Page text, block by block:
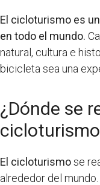
El cicloturismo es
en todo el mundo.
natural, cultura e
bicicleta sea una
¿Dónde se
El cicloturismose
alrededor del